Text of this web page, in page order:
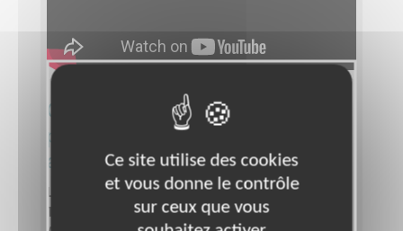
Communiquer et développer des
partenariats sportifs pour une
association d'aide aux malades
Lieu :
CANNES (06400)
Développement, Fonds, Partenariats
Ce site utilise des cookies
et vous donne le contrôle
sur ceux que vous